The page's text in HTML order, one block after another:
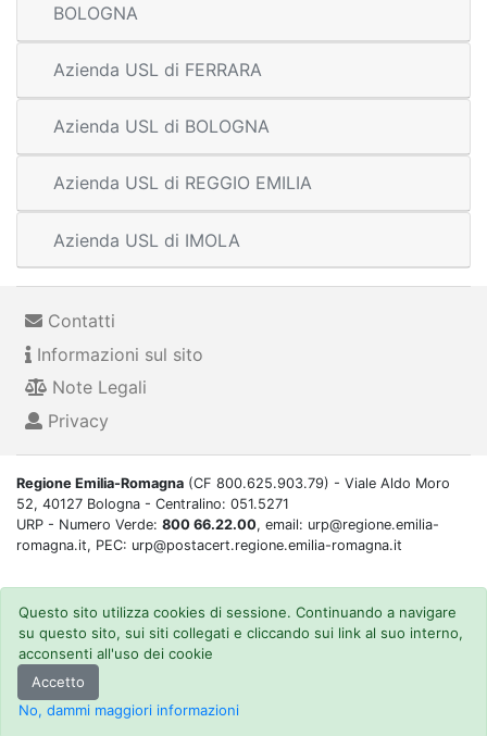
BOLOGNA
Azienda USL di FERRARA
Azienda USL di BOLOGNA
Azienda USL di REGGIO EMILIA
Azienda USL di IMOLA
Contatti
Informazioni sul sito
Note Legali
Privacy
Regione Emilia-Romagna (CF 800.625.903.79) - Viale Aldo Moro
52, 40127 Bologna - Centralino: 051.5271
URP - Numero Verde: 800 66.22.00, email: urp@regione.emilia-
romagna.it, PEC: urp@postacert.regione.emilia-romagna.it
Questo sito utilizza cookies di sessione. Continuando a navigare
su questo sito, sui siti collegati e cliccando sui link al suo interno,
acconsenti all'uso dei cookie
Accetto
No, dammi maggiori informazioni